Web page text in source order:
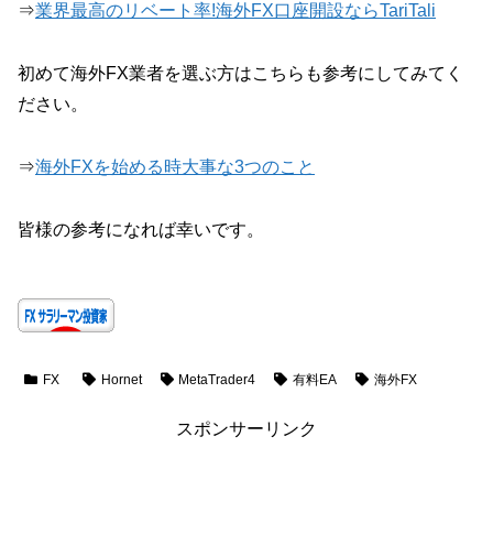
⇒業界最高のリベート率!海外FX口座開設ならTariTali
初めて海外FX業者を選ぶ方はこちらも参考にしてみてく
ださい。
⇒海外FXを始める時大事な3つのこと
皆様の参考になれば幸いです。
FX Hornet MetaTrader4 有料EA 海外FX
スポンサーリンク